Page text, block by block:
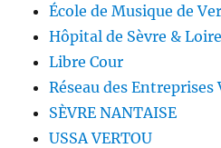
École de Musique de
Hôpital de Sèvre & Loire
Libre Cour
Réseau des
SÈVRE NANTAISE
USSA VERTOU